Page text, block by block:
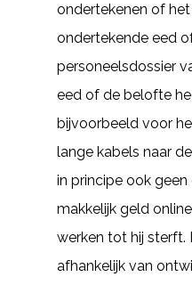
ondertekenen of
ondertekende eed
personeelsdossier
eed of de belofte
bijvoorbeeld voor
lange kabels naar
in principe ook
makkelijk geld
werken tot hij sterft.
afhankelijk van